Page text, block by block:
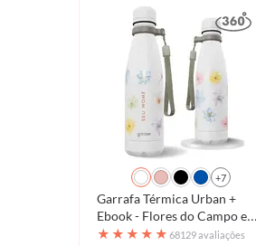
+7
Garrafa Térmica Urban +
Ebook - Flores do Campo em
Aquarela
★ ★ ★ ★ ★ 68129 avaliações